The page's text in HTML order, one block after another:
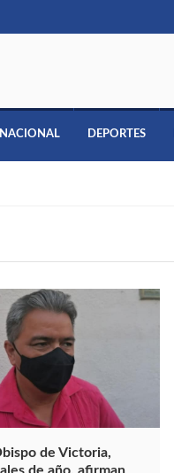
NACIONAL DEPORTES
de Victoria,